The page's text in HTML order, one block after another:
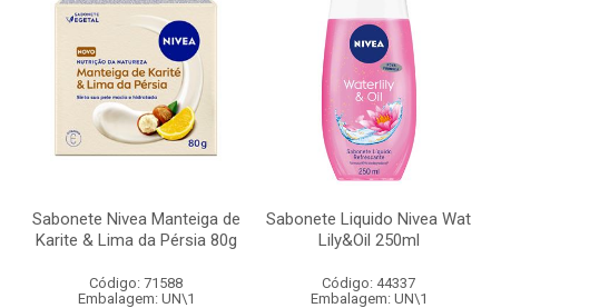
Sabonete Nivea Manteiga de
Karite & Lima da Pérsia 80g
Código: 71588
Embalagem: UN\1
Sabonete Liquido Nivea Wat
Lily&Oil 250ml
Código: 44337
Embalagem: UN\1